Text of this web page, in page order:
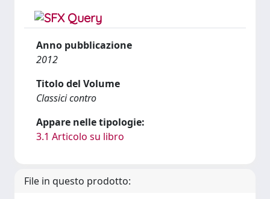
Anno pubblicazione
2012
Titolo del Volume
Classici contro
Appare nelle tipologie:
3.1 Articolo su libro
File in questo prodotto: